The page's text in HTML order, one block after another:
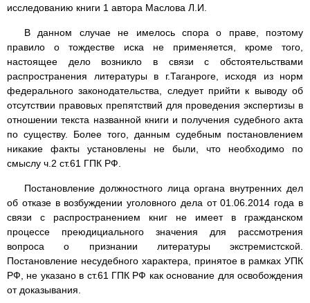
исследованию книги 1 автора Маслова Л.И.
В данном случае не имелось спора о праве, поэтому
правило о тождестве иска не применяется, кроме того,
настоящее дело возникло в связи с обстоятельствами
распространения литературы в г.Таганроге, исходя из норм
федерального законодательства, следует прийти к выводу об
отсутствии правовых препятствий для проведения экспертизы в
отношении текста названной книги и получения судебного акта
по существу. Более того, данным судебным постановлением
никакие факты установлены не были, что необходимо по
смыслу ч.2 ст.61 ГПК РФ.
Постановление должностного лица органа внутренних дел
об отказе в возбуждении уголовного дела от 01.06.2014 года в
связи с распространением книг не имеет в гражданском
процессе преюдициального значения для рассмотрения
вопроса о признании литературы экстремистской.
Постановление несудебного характера, принятое в рамках УПК
РФ, не указано в ст.61 ГПК РФ как основание для освобождения
от доказывания.